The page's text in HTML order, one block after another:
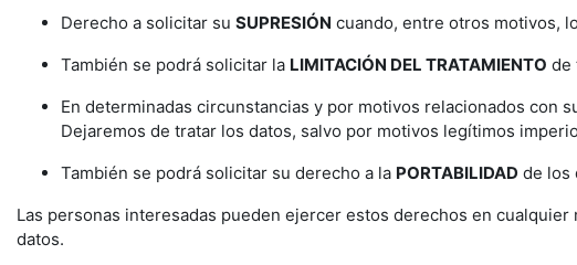
Derecho a solicitar su SUPRESIÓN cuando, entre otros motivos,
También se podrá solicitar la LIMITACIÓN DEL TRATAMIENTO de
En determinadas circunstancias y por motivos relacionados con
Dejaremos de tratar los datos, salvo por motivos legítimos
También se podrá solicitar su derecho a la PORTABILIDAD de los
Las personas interesadas pueden ejercer estos derechos en
datos.